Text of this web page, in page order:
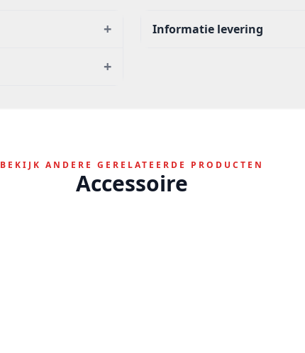
+
+
Informatie levering
BEKIJK ANDERE GERELATEERDE PRODUCTEN
Accessoire